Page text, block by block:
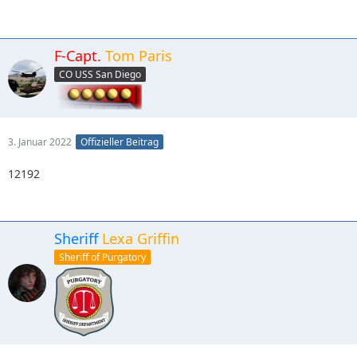
F-Capt. Tom Paris
CO USS San Diego
3. Januar 2022 Offizieller Beitrag
12192
Sheriff Lexa Griffin
Sheriff of Purgatory